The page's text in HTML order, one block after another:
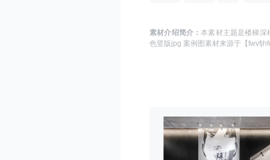
素材介绍简介：本素材主题是楼梯深
色竖版jpg 案例图 素材来源于 【